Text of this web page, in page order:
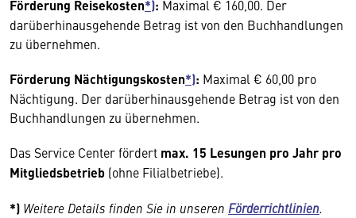
Förderung Reisekosten*): Maximal € 160,00. Der
darüberhinausgehende Betrag ist von den Buchhandlungen
zu übernehmen.
Förderung Nächtigungskosten*): Maximal € 60,00 pro
Nächtigung. Der darüberhinausgehende Betrag ist von den
Buchhandlungen zu übernehmen.
Das Service Center fördert max. 15 Lesungen pro Jahr pro
Mitgliedsbetrieb (ohne Filialbetriebe).
*) Weitere Details finden Sie in unseren Förderrichtlinien.